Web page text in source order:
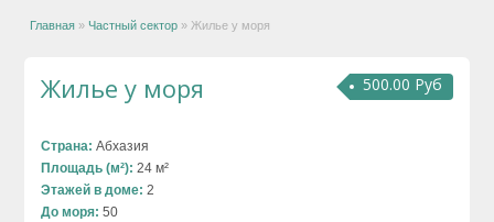
Главная »Частный сектор » Жилье у моря
500.00 Руб
Жилье у моря
Страна: Абхазия
Площадь (м²): 24 м²
Этажей в доме: 2
До моря: 50